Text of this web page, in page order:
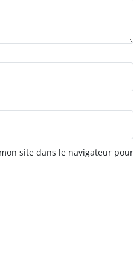
site dans le navigateur pour